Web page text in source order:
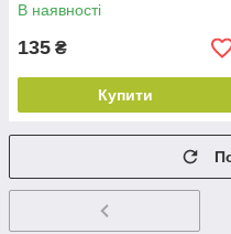
В наявності
135 ₴
Купити